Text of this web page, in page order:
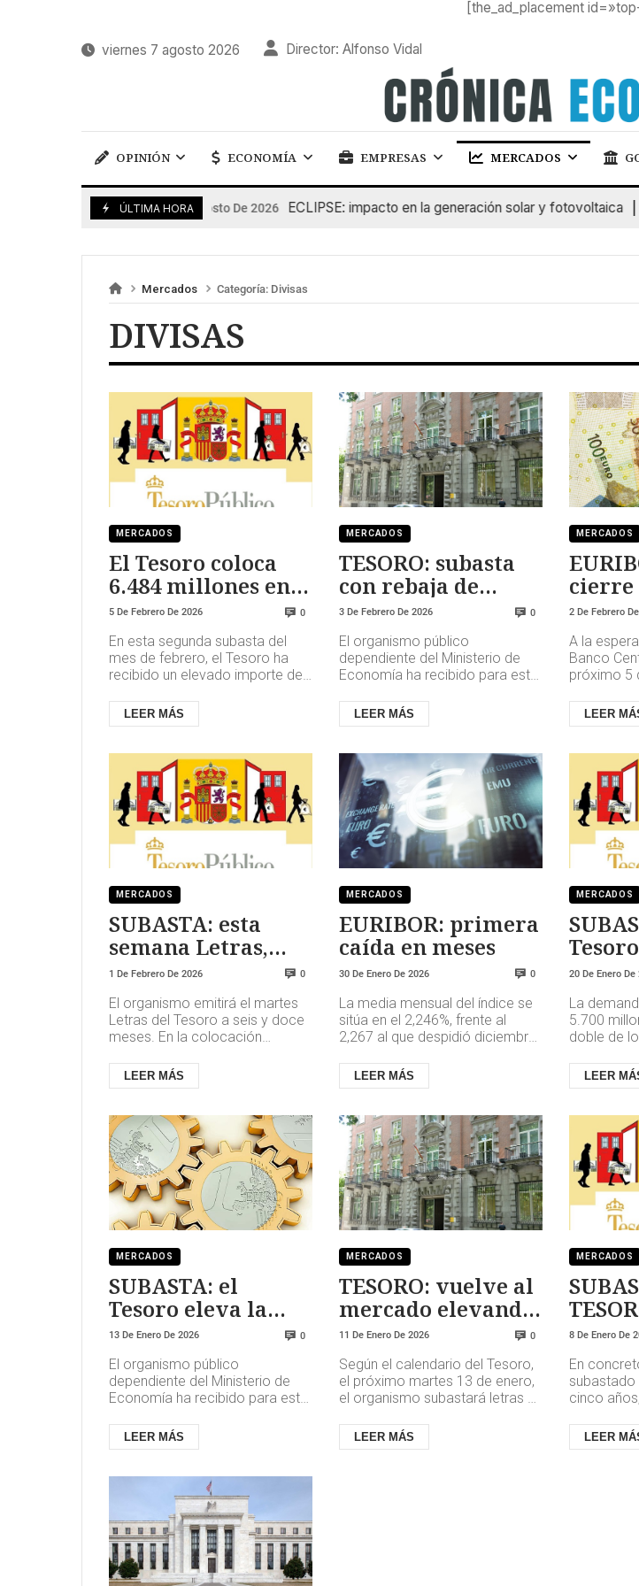
[the_ad_placement
viernes 7 agosto 2026 Director: Alfonso Vidal
OPINIÓN ECONOMÍA EMPRESAS MERCADOS
ÚLTIMA HORA
6 De Agosto De 2026 ECLIPSE: impacto en la generación solar y fotovoltaica
Mercados Categoría: Divisas
DIVISAS
MERCADOS
El Tesoro coloca
6.484 millones en
deuda a medio y
largo plazo
5 De Febrero De 2026 0
En esta segunda subasta del
mes de febrero, el Tesoro ha
recibido un elevado importe de
euros, lo que supone más del ...
LEER MÁS
MERCADOS
TESORO: subasta
con rebaja de
rentabilidad
3 De Febrero De 2026 0
El organismo público
dependiente del Ministerio de
Economía ha recibido para esta
demanda de 9.316,83 millones
de ...
LEER MÁS
MERCADOS
cierre
baja
2 De Febrero
A la
Banco
próximo 5
produzcan
LEER
MERCADOS
SUBASTA: esta
semana Letras,
Bonos y
Obligaciones del
Estado
1 De Febrero De 2026 0
El organismo emitirá el martes
Letras del Tesoro a seis y doce
meses. En la colocación
las Letras a seis meses r...
LEER MÁS
MERCADOS
EURIBOR: primera
caída en meses
30 De Enero De 2026 0
La media mensual del índice se
sitúa en el 2,246%, frente al
2,267 al que despidió diciembre,
para los hogares que ...
LEER MÁS
MERCADOS
M€
20 De Enero De
La
5.700
doble de
que sigue
interé...
LEER
MERCADOS
SUBASTA: el
Tesoro eleva la
rentabilidad de las
letras
13 De Enero De 2026 0
El organismo público
dependiente del Ministerio de
Economía ha recibido para esta
10.203,8 millones de euros, que
no ha ll...
LEER MÁS
MERCADOS
TESORO: vuelve al
mercado elevando
la rentabilidad de
la deuda
11 De Enero De 2026 0
Según el calendario del Tesoro,
el próximo martes 13 de enero,
el organismo subastará letras a
15, bonos y obligac...
LEER MÁS
MERCADOS
8 De Enero De
En
cinco
enero de
Est...
LEER